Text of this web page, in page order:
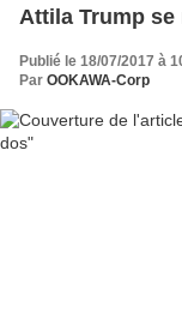
Attila Trump se
Publié le 18/07/2017 à
Par OOKAWA-Corp